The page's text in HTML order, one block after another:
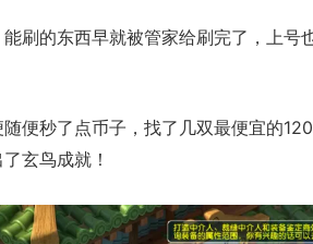
刷的东西早就被管家给刷完了，上号
便秒了点币子，找了几双最便宜的
玄鸟成就！